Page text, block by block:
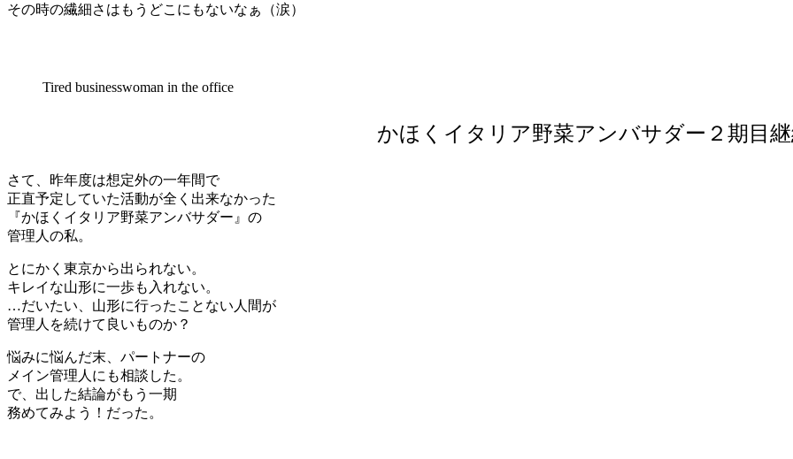
その時の繊細さはもうどこにもないなぁ（涙）
Tired businesswoman in the office
かほくイタリア野菜アンバサダー２期目
さて、昨年度は想定外の一年間で
正直予定していた活動が全く出来なかった
『かほくイタリア野菜アンバサダー』の
管理人の私。
とにかく東京から出られない。
キレイな山形に一歩も入れない。
…だいたい、山形に行ったことない人間が
管理人を続けて良いものか？
悩みに悩んだ末、パートナーの
メイン管理人にも相談した。
で、出した結論がもう一期
務めてみよう！だった。